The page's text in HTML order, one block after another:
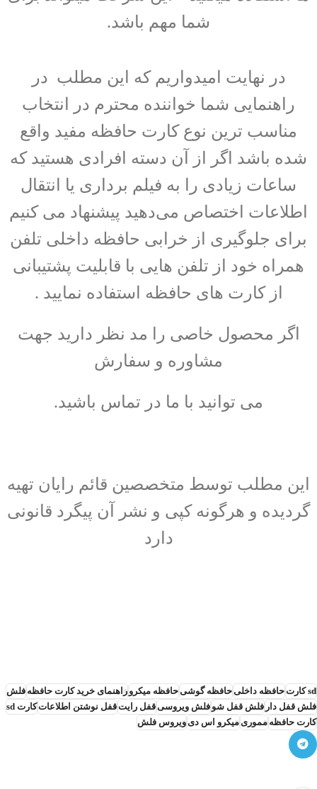
شما مهم باشد.
در نهایت امیدواریم که این مطلب در
راهنمایی شما خواننده محترم در انتخاب
مناسب ترین نوع کارت حافظه مفید واقع
شده باشد اگر از آن دسته افرادی هستید که
ساعات زیادی را به فیلم برداری یا انتقال
اطلاعات اختصاص می‌دهید پیشنهاد می کنیم
برای جلوگیری از خرابی حافظه داخلی تلفن
همراه خود از تلفن هایی با قابلیت پشتیبانی
از کارت های حافظه استفاده نمایید .
اگر محصول خاصی را مد نظر دارید جهت
مشاوره و سفارش
می توانید با ما در تماس باشید.
این مطلب توسط متخصصین قائم رایان تهیه
گردیده و هرگونه کپی و نشر آن پیگرد قانونی
دارد
sd کارت حافظه داخلیحافظه گوشیحافظه میکرو راهنمای خرید کارت حافظه فلش
فلش قفل دار فلش قفل شو فلش ویروسیقفل رایتقفل نوشتن اطلاعاتکارت sd
کارت حافظه مموری میکرو اس دی ویروس فلش